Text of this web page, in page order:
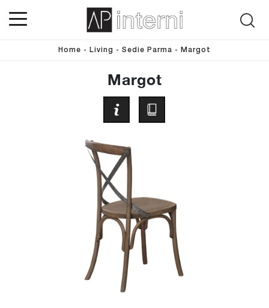
Home - Living - Sedie Parma - Margot
Margot